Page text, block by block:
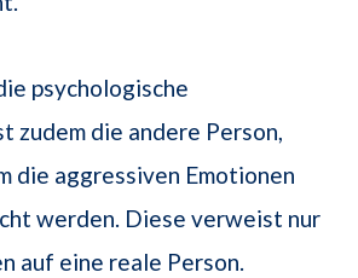
psychologische
zudem die andere Person,
die aggressiven Emotionen
werden. Diese verweist nur
auf eine reale Person.